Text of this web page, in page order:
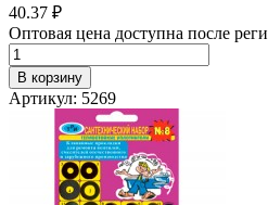
40.37 ₽
Оптовая цена доступна после
В корзину
Артикул: 5269